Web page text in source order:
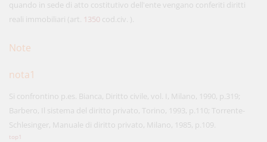
quando in sede di atto costitutivo dell'ente vengano conferiti diritti
reali immobiliari (art. 1350 cod.civ. ).
Note
nota1
Si confrontino p.es. Bianca, Diritto civile, vol. I, Milano, 1990, p.319;
Barbero, Il sistema del diritto privato, Torino, 1993, p.110; Torrente-
Schlesinger, Manuale di diritto privato, Milano, 1985, p.109.
top1